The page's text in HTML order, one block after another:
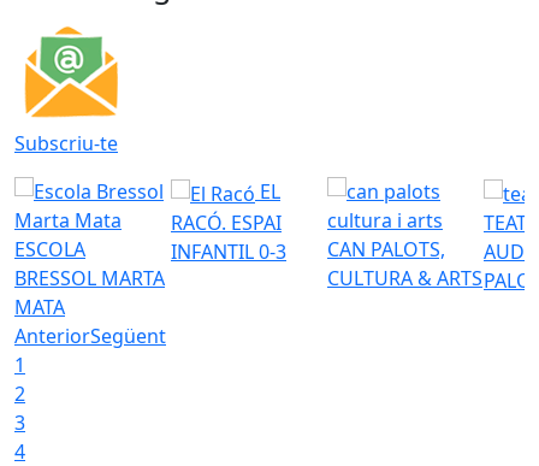
Subscriu-te
ESCOLA
BRESSOL MARTA
MATA
EL
RACÓ. ESPAI
INFANTIL 0-3
CAN PALOTS,
CULTURA & ARTS
AnteriorSegüent
1
2
3
4